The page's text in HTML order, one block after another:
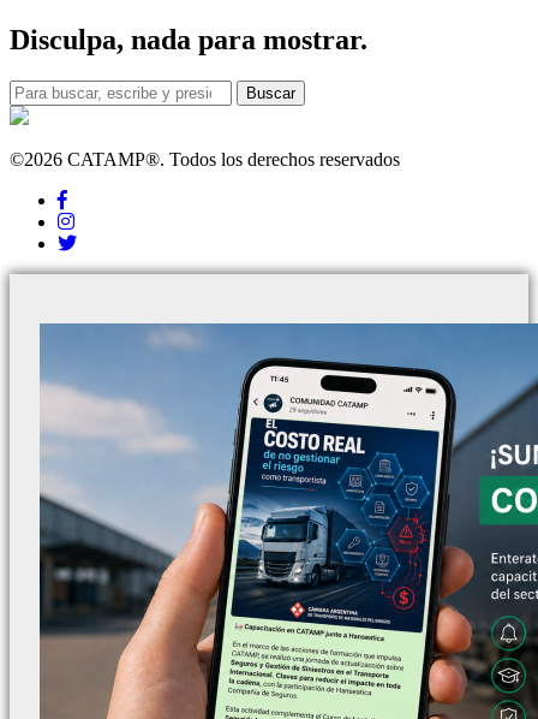
Disculpa, nada para mostrar.
Buscar
©2026 CATAMP®. Todos los derechos reservados